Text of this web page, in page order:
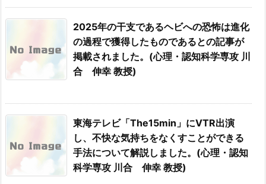
2025年の干支であるヘビへの恐怖は進化
の過程で獲得したものであるとの記事が
掲載されました。(心理・認知科学専攻 川
合 伸幸 教授)
東海テレビ「The15min」にVTR出演
し、不快な気持ちをなくすことができる
手法について解説しました。(心理・認知
科学専攻 川合 伸幸 教授)